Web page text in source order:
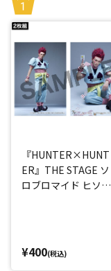
『HUNTER×HUNT
ER』THE STAGE ソ
ロブロマイド ヒソカ
¥400(税込)